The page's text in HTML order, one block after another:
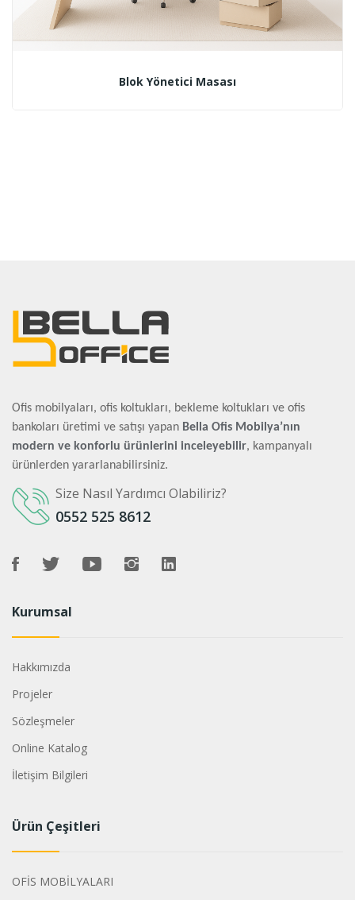
Blok Yönetici Masası
Ofis mobilyaları, ofis koltukları, bekleme koltukları ve ofis
bankoları üretimi ve satışı yapan Bella Ofis Mobilya’nın
modern ve konforlu ürünlerini inceleyebilir, kampanyalı
ürünlerden yararlanabilirsiniz.
Size Nasıl Yardımcı Olabiliriz?
0552 525 8612
Kurumsal
Hakkımızda
Projeler
Sözleşmeler
Online Katalog
İletişim Bilgileri
Ürün Çeşitleri
OFİS MOBİLYALARI